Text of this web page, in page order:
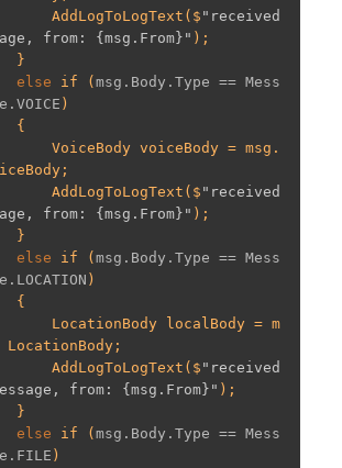
                AddLogToLogText($
"received
from: {msg.From}" );
else
if (msg.Body.Type == Mess
)
{
                AddLogToLogText($
"received
from: {msg.From}" );
else
if (msg.Body.Type == Mess
)
{
LocationBody;
                AddLogToLogText($
"received
from: {msg.From}" );
else
if (msg.Body.Type == Mess
)